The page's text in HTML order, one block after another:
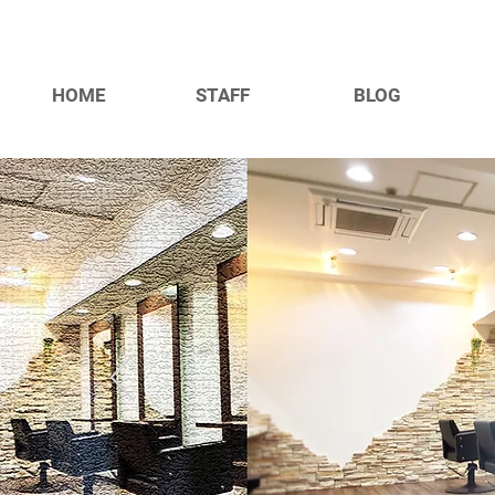
HOME STAFF BLOG